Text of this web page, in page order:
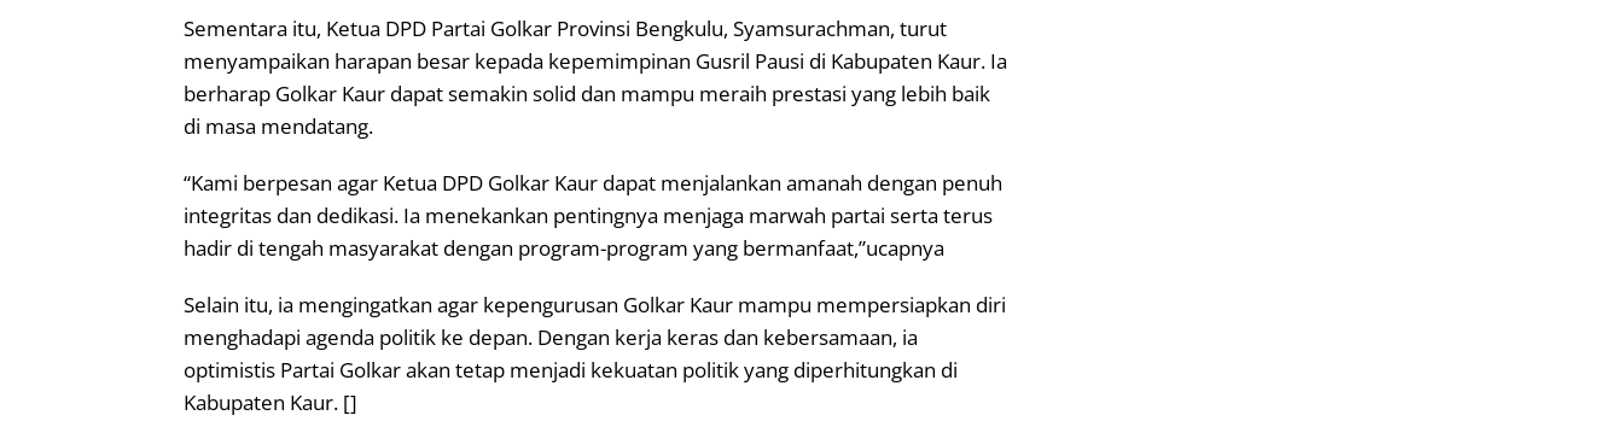
Sementara itu, Ketua DPD Partai Golkar Provinsi Bengkulu, Syamsurachman, turut
menyampaikan harapan besar kepada kepemimpinan Gusril Pausi di Kabupaten Kaur. Ia
berharap Golkar Kaur dapat semakin solid dan mampu meraih prestasi yang lebih baik
di masa mendatang.
“Kami berpesan agar Ketua DPD Golkar Kaur dapat menjalankan amanah dengan penuh
integritas dan dedikasi. Ia menekankan pentingnya menjaga marwah partai serta terus
hadir di tengah masyarakat dengan program-program yang bermanfaat,”ucapnya
Selain itu, ia mengingatkan agar kepengurusan Golkar Kaur mampu mempersiapkan diri
menghadapi agenda politik ke depan. Dengan kerja keras dan kebersamaan, ia
optimistis Partai Golkar akan tetap menjadi kekuatan politik yang diperhitungkan di
Kabupaten Kaur. []